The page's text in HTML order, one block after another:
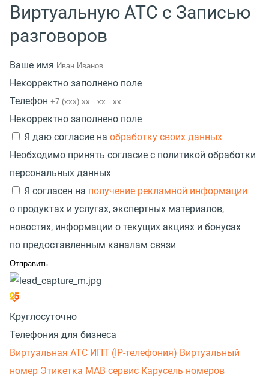
Виртуальную АТС с Записью
разговоров
Ваше имя
Некорректно заполнено поле
Телефон
Некорректно заполнено поле
Я даю согласие на обработку своих данных
Необходимо принять согласие с политикой обработки
персональных данных
Я согласен на получение рекламной информации
о продуктах и услугах, экспертных материалов,
новостях, информации о текущих акциях и бонусах
по предоставленным каналам связи
Круглосуточно
Телефония для бизнеса
Виртуальная АТС ИПТ (IP-телефония) Виртуальный
номер Этикетка МАВ сервис Карусель номеров